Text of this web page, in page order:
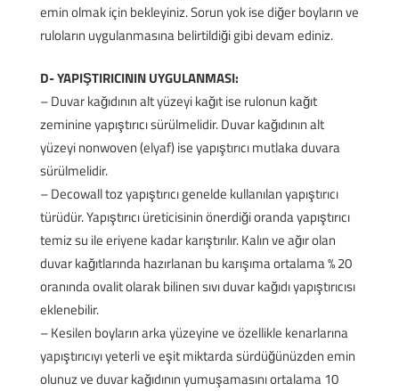
emin olmak için bekleyiniz. Sorun yok ise diğer boyların ve
ruloların uygulanmasına belirtildiği gibi devam ediniz.
D- YAPIŞTIRICININ UYGULANMASI:
– Duvar kağıdının alt yüzeyi kağıt ise rulonun kağıt
zeminine yapıştırıcı sürülmelidir. Duvar kağıdının alt
yüzeyi nonwoven (elyaf) ise yapıştırıcı mutlaka duvara
sürülmelidir.
– Decowall toz yapıştırıcı genelde kullanılan yapıştırıcı
türüdür. Yapıştırıcı üreticisinin önerdiği oranda yapıştırıcı
temiz su ile eriyene kadar karıştırılır. Kalın ve ağır olan
duvar kağıtlarında hazırlanan bu karışıma ortalama % 20
oranında ovalit olarak bilinen sıvı duvar kağıdı yapıştırıcısı
eklenebilir.
– Kesilen boyların arka yüzeyine ve özellikle kenarlarına
yapıştırıcıyı yeterli ve eşit miktarda sürdüğünüzden emin
olunuz ve duvar kağıdının yumuşamasını ortalama 10